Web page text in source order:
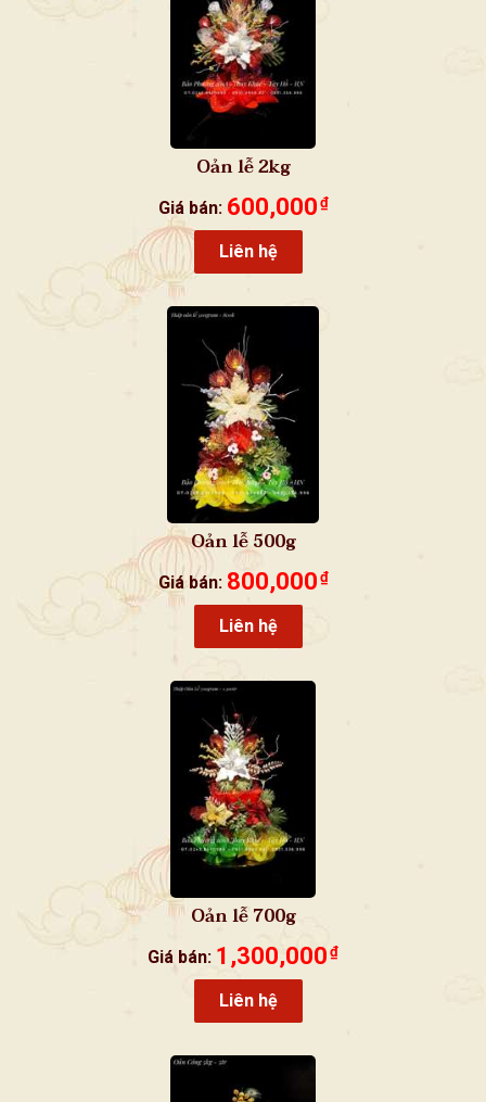
Oản lễ 2kg
Giá bán: 600,000 ₫
Liên hệ
Oản lễ 500g
Giá bán: 800,000 ₫
Liên hệ
Oản lễ 700g
Giá bán: 1,300,000 ₫
Liên hệ